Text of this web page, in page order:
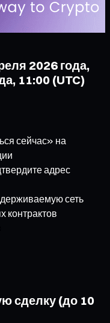
2026 года,
11:00 (UTC)
сейчас» на
адрес
сеть
контрактов
сделку (до 10